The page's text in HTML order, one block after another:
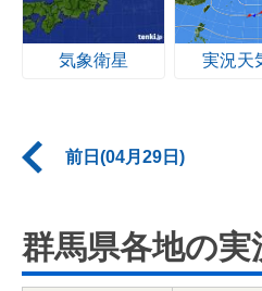
気象衛星 実況天
前日(04月29日)
群馬県各地の実